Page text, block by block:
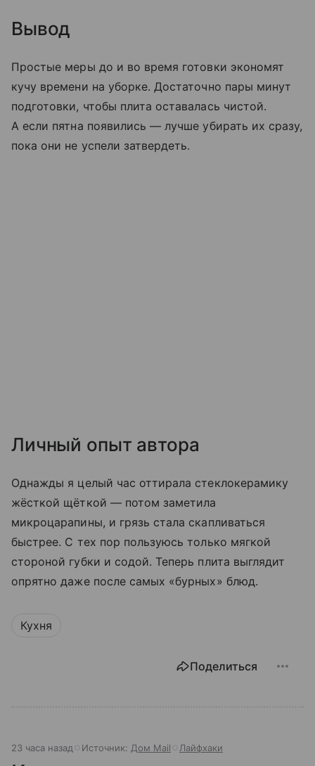
Вывод
Простые меры до и во время готовки экономят
кучу времени на уборке. Достаточно пары минут
подготовки, чтобы плита оставалась чистой.
А если пятна появились — лучше убирать их сразу,
пока они не успели затвердеть.
Личный опыт автора
Однажды я целый час оттирала стеклокерамику
жёсткой щёткой — потом заметила
микроцарапины, и грязь стала скапливаться
быстрее. С тех пор пользуюсь только мягкой
стороной губки и содой. Теперь плита выглядит
опрятно даже после самых «бурных» блюд.
Кухня
Поделиться
23 часа назад Источник: Дом Mail Лайфхаки